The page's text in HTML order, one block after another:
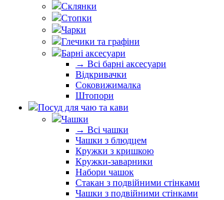
Склянки
Стопки
Чарки
Глечики та графіни
Барні аксесуари
→ Всі барні аксесуари
Відкривачки
Соковижималка
Штопори
Посуд для чаю та кави
Чашки
→ Всі чашки
Чашки з блюдцем
Кружки з кришкою
Кружки-заварники
Набори чашок
Стакан з подвійними стінками
Чашки з подвійними стінками